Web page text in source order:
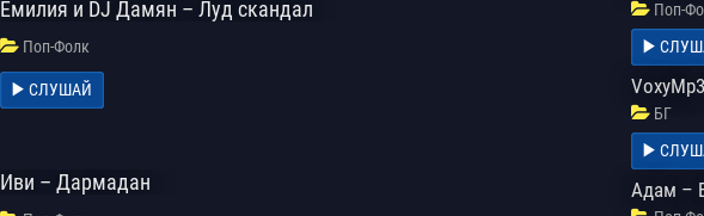
Емилия и DJ Дамян – Луд скандал
Поп-Фолк
СЛУШАЙ
Иви – Дармадан
Поп-
БГ
Адам –